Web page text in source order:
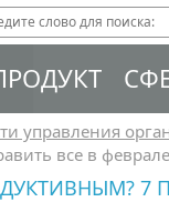
управления
все в феврале
7